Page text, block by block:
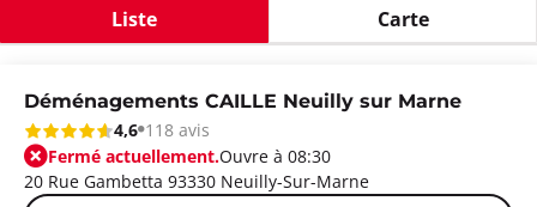
Liste Carte
Déménagements CAILLE Neuilly sur Marne
4,6 118 avis
Fermé actuellement.Ouvre à 08:30
20 Rue Gambetta 93330 Neuilly-Sur-Marne